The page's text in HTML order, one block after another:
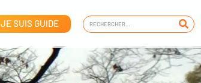
JE SUIS GUIDE